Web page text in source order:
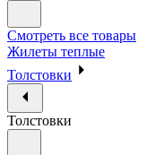
Смотреть все товары
Жилеты теплые
Толстовки
Толстовки